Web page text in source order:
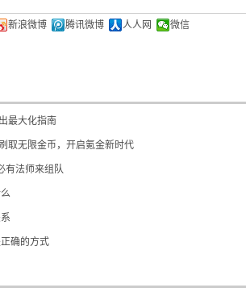
新浪微博 腾讯微博 人人网 微信
最大化指南
取无限金币，开启氪金新时代
有法师来组队
确的方式